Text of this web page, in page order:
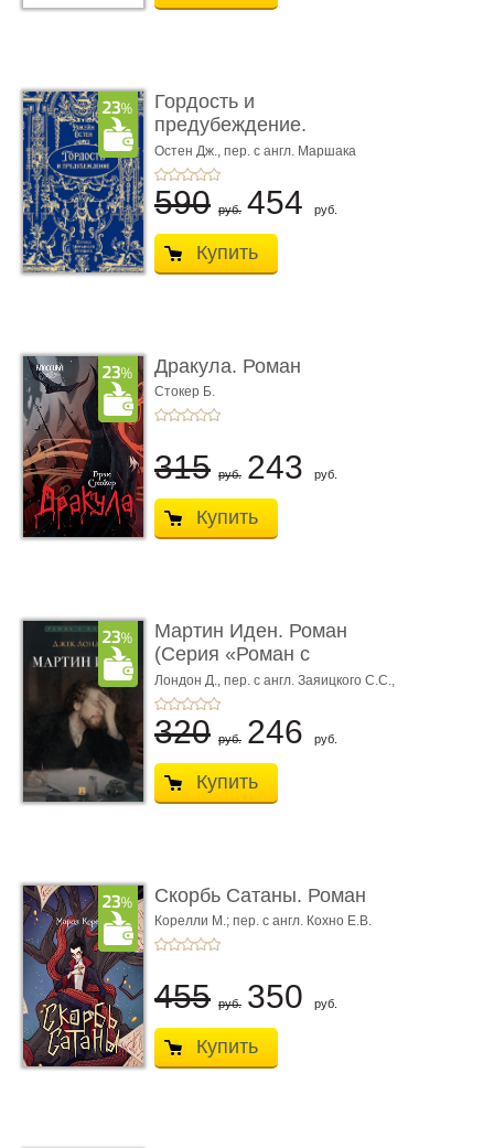
Гордость и
предубеждение.
Роман. Подарочное из
...
Остен Дж., пер. с англ. Маршака
И.С.
590 руб. 454 руб.
Купить
Дракула. Роман
Стокер Б.
315 руб. 243 руб.
Купить
Мартин Иден. Роман
(Серия «Роман с
книгой»)
Лондон Д., пер. с англ. Заяицкого С.С.,
худож. Романова Е.А.
320 руб. 246 руб.
Купить
Скорбь Сатаны. Роман
Корелли М.; пер. с англ. Кохно Е.В.
455 руб. 350 руб.
Купить